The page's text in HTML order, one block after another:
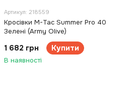
Артикул: 218559
Кросівки M-Tac Summer Pro 40
Зелені (Army Olive)
1 682 грн Купити
В наявності